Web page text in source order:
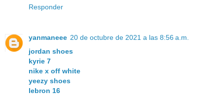
Responder
yanmaneee 20 de octubre de 2021 a las 8:56 a.m.
jordan shoes
kyrie 7
nike x off white
yeezy shoes
lebron 16